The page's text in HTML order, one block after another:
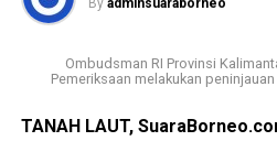
By adminsuaraborneo
Ombudsman RI Provinsi
Pemeriksaan melakukan
TANAH LAUT,